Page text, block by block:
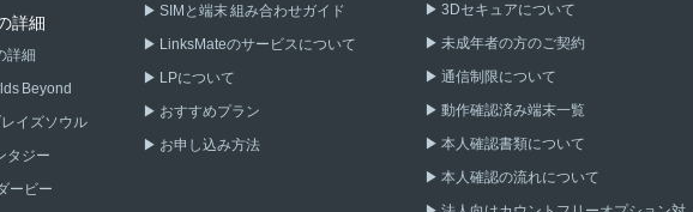
詳細
詳細
Beyond
イズソウル
タジー
ービー
SIMと端末 組み合わせガイド
LinksMateのサービスについて
LPについて
おすすめプラン
お申し込み方法
3Dセキュアについて
未成年者の方のご契約
通信制限について
動作確認済み端末一覧
本人確認書類について
本人確認の流れについて